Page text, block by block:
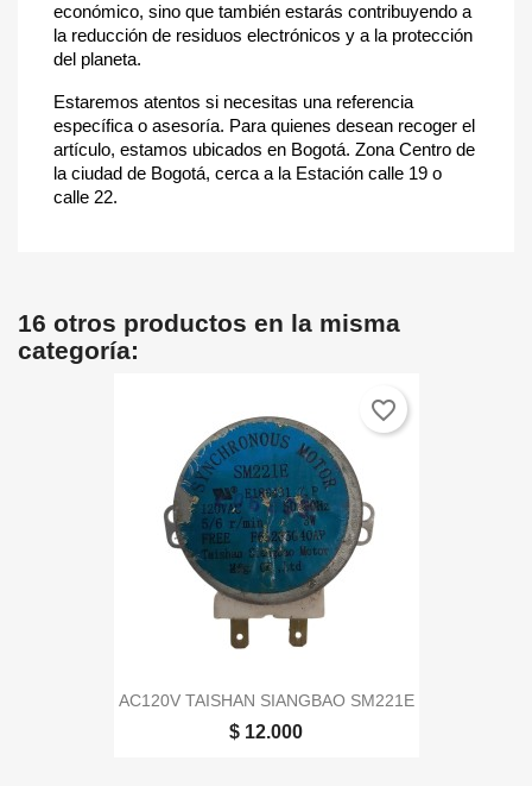
económico, sino que también estarás contribuyendo a
la reducción de residuos electrónicos y a la protección
del planeta.
Estaremos atentos si necesitas una referencia
específica o asesoría. Para quienes desean recoger el
artículo, estamos ubicados en Bogotá. Zona Centro de
la ciudad de Bogotá, cerca a la Estación calle 19 o
calle 22.
16 otros productos en la misma
categoría:
AC120V TAISHAN SIANGBAO SM221E
$ 12.000
favorite_border